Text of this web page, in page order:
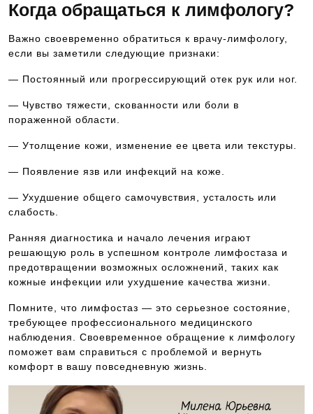
Когда обращаться к лимфологу?
Важно своевременно обратиться к врачу-лимфологу,
если вы заметили следующие признаки:
— Постоянный или прогрессирующий отек рук или ног.
— Чувство тяжести, скованности или боли в
пораженной области.
— Утолщение кожи, изменение ее цвета или текстуры.
— Появление язв или инфекций на коже.
— Ухудшение общего самочувствия, усталость или
слабость.
Ранняя диагностика и начало лечения играют
решающую роль в успешном контроле лимфостаза и
предотвращении возможных осложнений, таких как
кожные инфекции или ухудшение качества жизни.
Помните, что лимфостаз — это серьезное состояние,
требующее профессионального медицинского
наблюдения. Своевременное обращение к лимфологу
поможет вам справиться с проблемой и вернуть
комфорт в вашу повседневную жизнь.